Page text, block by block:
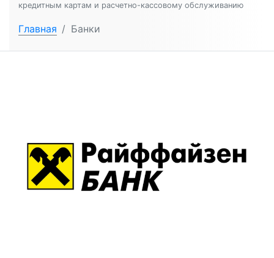
кредитным картам и расчетно-кассовому обслуживанию
Главная / Банки